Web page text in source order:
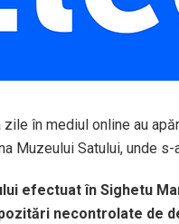
zile în mediul online au
Muzeului Satului, unde
efectuat în Sighetu
necontrolate de